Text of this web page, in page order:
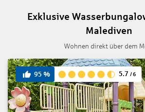
Exklusive
Malediven
Wohnen direkt über dem
95 % 5.7 /6